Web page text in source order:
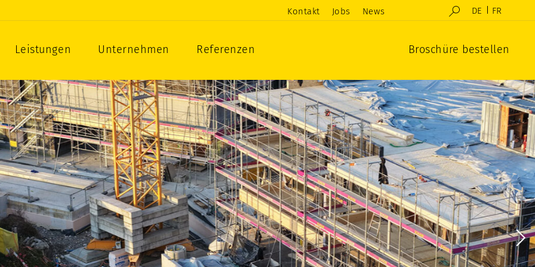
Kontakt Jobs News DE FR
als Gesamtleistung
Leistungen Unternehmen Referenzen Broschüre bestellen